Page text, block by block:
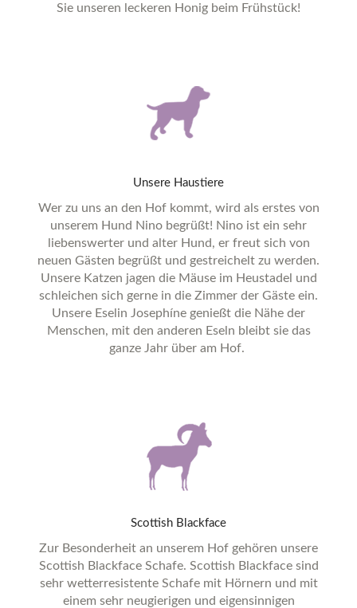
Sie unseren leckeren Honig beim Frühstück!
Unsere Haustiere
Wer zu uns an den Hof kommt, wird als erstes von
unserem Hund Nino begrüßt! Nino ist ein sehr
liebenswerter und alter Hund, er freut sich von
neuen Gästen begrüßt und gestreichelt zu werden.
Unsere Katzen jagen die Mäuse im Heustadel und
schleichen sich gerne in die Zimmer der Gäste ein.
Unsere Eselin Josephíne genießt die Nähe der
Menschen, mit den anderen Eseln bleibt sie das
ganze Jahr über am Hof.
Scottish Blackface
Zur Besonderheit an unserem Hof gehören unsere
Scottish Blackface Schafe. Scottish Blackface sind
sehr wetterresistente Schafe mit Hörnern und mit
einem sehr neugierigen und eigensinnigen